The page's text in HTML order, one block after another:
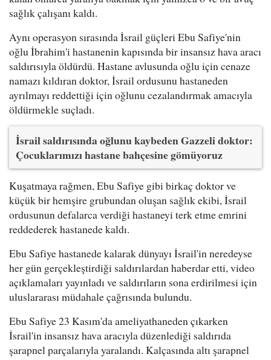
sağlık çalışanı kaldı.
Aynı operasyon sırasında İsrail güçleri Ebu Safiye'nin
oğlu İbrahim'i hastanenin kapısında bir insansız hava aracı
saldırısıyla öldürdü. Hastane avlusunda oğlu için cenaze
namazı kıldıran doktor, İsrail ordusunu hastaneden
ayrılmayı reddettiği için oğlunu cezalandırmak amacıyla
öldürmekle suçladı.
İsrail saldırısında oğlunu kaybeden Gazzeli doktor:
Çocuklarımızı hastane bahçesine gömüyoruz
Kuşatmaya rağmen, Ebu Safiye gibi birkaç doktor ve
küçük bir hemşire grubundan oluşan sağlık ekibi, İsrail
ordusunun defalarca verdiği hastaneyi terk etme emrini
reddederek hastanede kaldı.
Ebu Safiye hastanede kalarak dünyayı İsrail'in neredeyse
her gün gerçekleştirdiği saldırılardan haberdar etti, video
açıklamaları yayınladı ve saldırıların sona erdirilmesi için
uluslararası müdahale çağrısında bulundu.
Ebu Safiye 23 Kasım'da ameliyathaneden çıkarken
İsrail'in insansız hava aracıyla düzenlediği saldırıda
şarapnel parçalarıyla yaralandı. Kalçasında altı şarapnel